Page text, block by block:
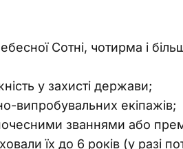
Сотні, чотирма і
у захисті держави;
випробувальних екіпажів;
званнями або
їх до 6 років (у разі